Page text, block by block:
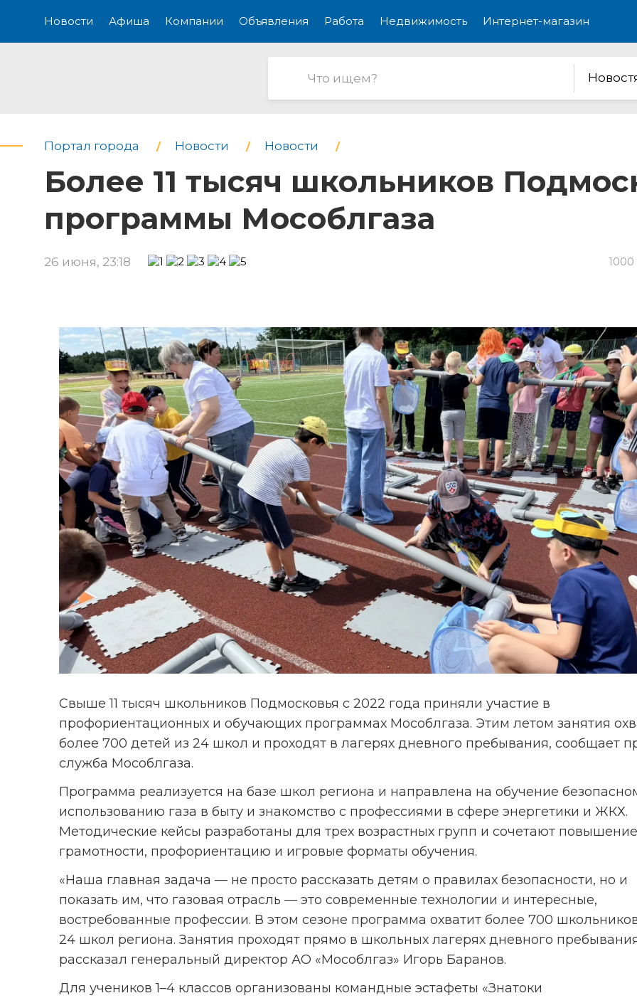
Новости Афиша Компании Объявления Работа Недвижимость Интернет-магазин
Портал города Новости Новости
Более 11 тысяч школьников
программы Мособлгаза
26 июня, 23:18 1000
Свыше 11 тысяч школьников Подмосковья с 2022 года приняли участие в
профориентационных и обучающих программах Мособлгаза. Этим летом занятия
более 700 детей из 24 школ и проходят в лагерях дневного пребывания, сообщает
служба Мособлгаза.
Программа реализуется на базе школ региона и направлена на обучение
использованию газа в быту и знакомство с профессиями в сфере энергетики и ЖКХ.
Методические кейсы разработаны для трех возрастных групп и сочетают повышение
грамотности, профориентацию и игровые форматы обучения.
«Наша главная задача — не просто рассказать детям о правилах безопасности, но и
показать им, что газовая отрасль — это современные технологии и интересные,
востребованные профессии. В этом сезоне программа охватит более 700
24 школ региона. Занятия проходят прямо в школьных лагерях дневного
рассказал генеральный директор АО «Мособлгаз» Игорь Баранов.
Для учеников 1–4 классов организованы командные эстафеты «Знатоки